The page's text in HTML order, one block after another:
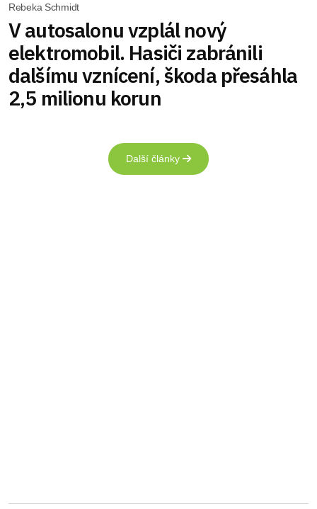
Rebeka Schmidt
V autosalonu vzplál nový
elektromobil. Hasiči zabránili
dalšímu vznícení, škoda přesáhla
2,5 milionu korun
Další články